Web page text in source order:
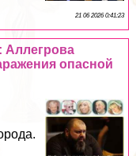
21 06 2026 0:41:23
Аллегрова
опасной